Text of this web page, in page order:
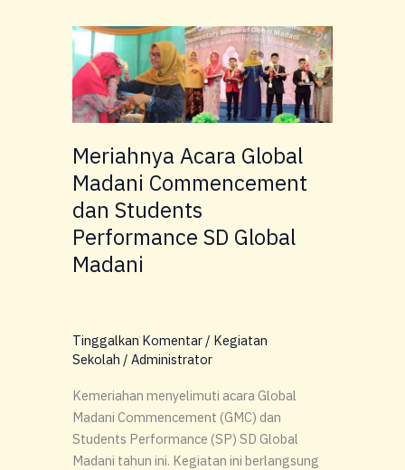
Meriahnya Acara Global
Madani Commencement
dan Students
Performance SD Global
Madani
Tinggalkan Komentar / Kegiatan
Sekolah / Administrator
Kemeriahan menyelimuti acara Global
Madani Commencement (GMC) dan
Students Performance (SP) SD Global
Madani tahun ini. Kegiatan ini berlangsung
Meriahnya
Acara
Global
Madani
Commencement
dan
Students
Performance
SD
Global
Madani